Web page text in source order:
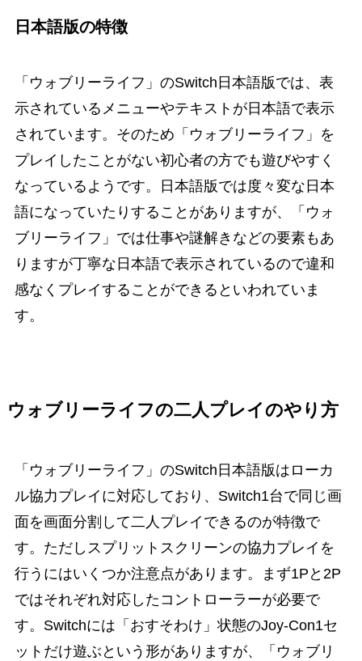
日本語版の特徴
「ウォブリーライフ」のSwitch日本語版では、表
示されているメニューやテキストが日本語で表示
されています。そのため「ウォブリーライフ」を
プレイしたことがない初心者の方でも遊びやすく
なっているようです。日本語版では度々変な日本
語になっていたりすることがありますが、「ウォ
ブリーライフ」では仕事や謎解きなどの要素もあ
りますが丁寧な日本語で表示されているので違和
感なくプレイすることができるといわれていま
す。
ウォブリーライフの二人プレイのやり方
「ウォブリーライフ」のSwitch日本語版はローカ
ル協力プレイに対応しており、Switch1台で同じ画
面を画面分割して二人プレイできるのが特徴で
す。ただしスプリットスクリーンの協力プレイを
行うにはいくつか注意点があります。まず1Pと2P
ではそれぞれ対応したコントローラーが必要で
す。Switchには「おすそわけ」状態のJoy-Con1セ
ットだけ遊ぶという形がありますが、「ウォブリ